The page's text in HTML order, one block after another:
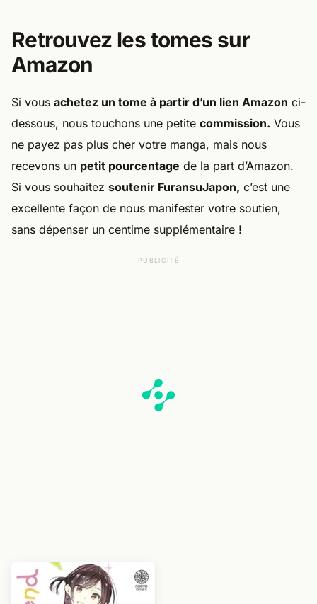
Retrouvez les tomes sur
Amazon
Si vous achetez un tome à partir d’un lien Amazon ci-
dessous, nous touchons une petite commission. Vous
ne payez pas plus cher votre manga, mais nous
recevons un petit pourcentage de la part d’Amazon.
Si vous souhaitez soutenir FuransuJapon, c’est une
excellente façon de nous manifester votre soutien,
sans dépenser un centime supplémentaire !
PUBLICITÉ